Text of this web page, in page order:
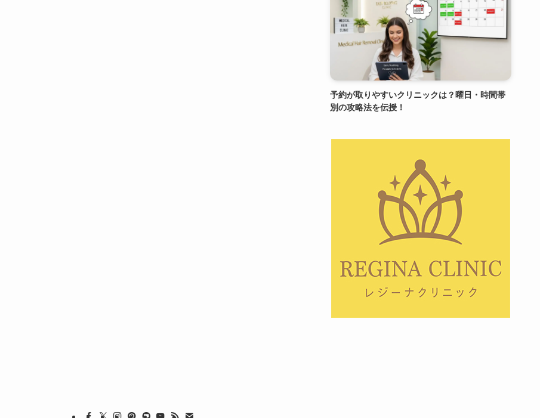
予約が取りやすいクリニックは？曜日・時間帯
別の攻略法を伝授！